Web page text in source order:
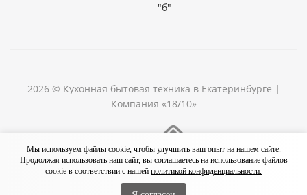
"б"
2026 © Кухонная бытовая техника в Екатеринбурге |
Компания «18/10»
Мы используем файлы cookie, чтобы улучшить ваш опыт на нашем сайте.
Продолжая использовать наш сайт, вы соглашаетесь на использование файлов
cookie в соответствии с нашей политикой конфиденциальности.